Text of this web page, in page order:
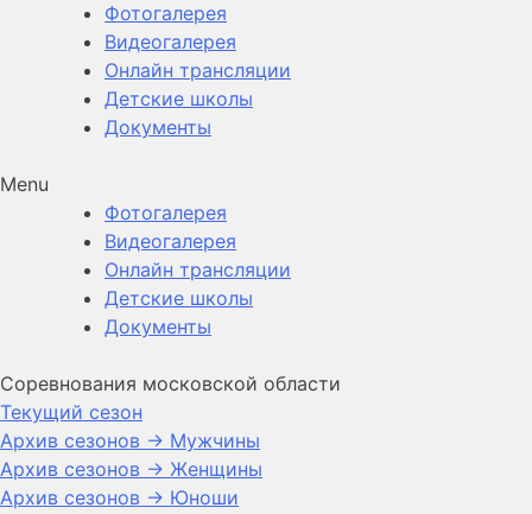
Фотогалерея
Видеогалерея
Онлайн трансляции
Детские школы
Документы
Menu
Фотогалерея
Видеогалерея
Онлайн трансляции
Детские школы
Документы
Соревнования московской области
Текущий сезон
Архив сезонов -> Мужчины
Архив сезонов -> Женщины
Архив сезонов -> Юноши